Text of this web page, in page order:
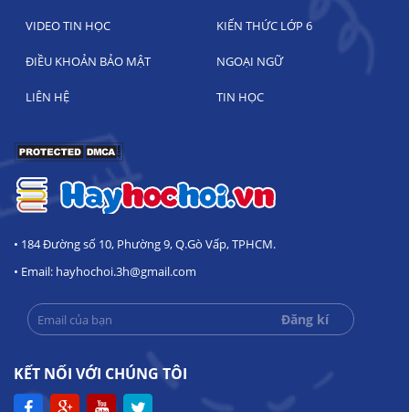
VIDEO TIN HỌC KIẾN THỨC LỚP 6
ĐIỀU KHOẢN BẢO MẬT NGOẠI NGỮ
LIÊN HỆ TIN HỌC
• 184 Đường số 10, Phường 9, Q.Gò Vấp, TPHCM.
• Email: hayhochoi.3h@gmail.com
KẾT NỐI VỚI CHÚNG TÔI